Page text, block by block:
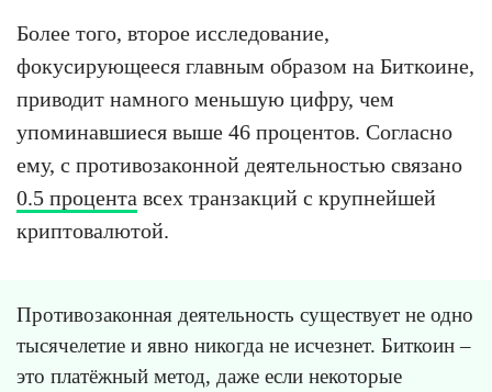
Более того, второе исследование,
фокусирующееся главным образом на Биткоине,
приводит намного меньшую цифру, чем
упоминавшиеся выше 46 процентов. Согласно
ему, с противозаконной деятельностью связано
0.5 процента всех транзакций с крупнейшей
криптовалютой.
Противозаконная деятельность существует не одно
тысячелетие и явно никогда не исчезнет. Биткоин –
это платёжный метод, даже если некоторые